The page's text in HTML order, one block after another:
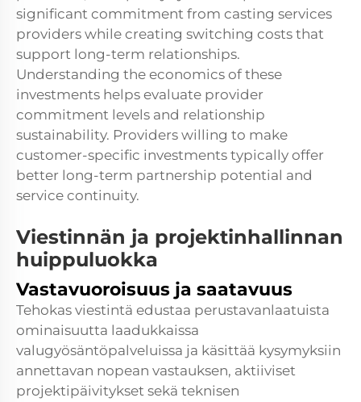
significant commitment from casting services
providers while creating switching costs that
support long-term relationships.
Understanding the economics of these
investments helps evaluate provider
commitment levels and relationship
sustainability. Providers willing to make
customer-specific investments typically offer
better long-term partnership potential and
service continuity.
Viestinnän ja projektinhallinnan
huippuluokka
Vastavuoroisuus ja saatavuus
Tehokas viestintä edustaa perustavanlaatuista
ominaisuutta laadukkaissa
valugyösäntöpalveluissa ja käsittää kysymyksiin
annettavan nopean vastauksen, aktiiviset
projektipäivitykset sekä teknisen